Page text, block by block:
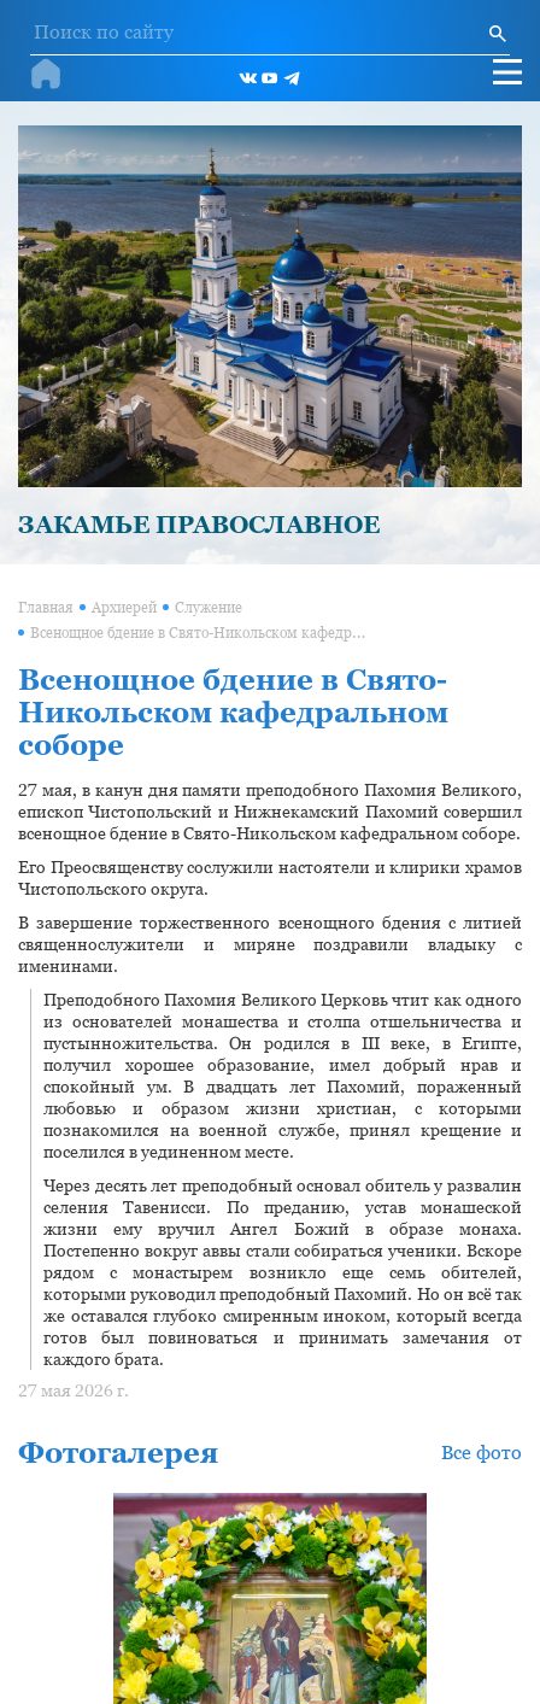
ЗАКАМЬЕ ПРАВОСЛАВНОЕ
Главная Архиерей Служение
Всенощное бдение в Свято-Никольском кафедральном соборе
Всенощное бдение в Свято-
Никольском кафедральном
соборе
27 мая, в канун дня памяти преподобного Пахомия Великого,
епископ Чистопольский и Нижнекамский Пахомий совершил
всенощное бдение в Свято-Никольском кафедральном соборе.
Его Преосвященству сослужили настоятели и клирики храмов
Чистопольского округа.
В завершение торжественного всенощного бдения с литией
священнослужители и миряне поздравили владыку с
именинами.
Преподобного Пахомия Великого Церковь чтит как одного
из основателей монашества и столпа отшельничества и
пустынножительства. Он родился в III веке, в Египте,
получил хорошее образование, имел добрый нрав и
спокойный ум. В двадцать лет Пахомий, пораженный
любовью и образом жизни христиан, с которыми
познакомился на военной службе, принял крещение и
поселился в уединенном месте.
Через десять лет преподобный основал обитель у развалин
селения Тавенисси. По преданию, устав монашеской
жизни ему вручил Ангел Божий в образе монаха.
Постепенно вокруг аввы стали собираться ученики. Вскоре
рядом с монастырем возникло еще семь обителей,
которыми руководил преподобный Пахомий. Но он всё так
же оставался глубоко смиренным иноком, который всегда
готов был повиноваться и принимать замечания от
каждого брата.
27 мая 2026 г.
Фотогалерея Все фото